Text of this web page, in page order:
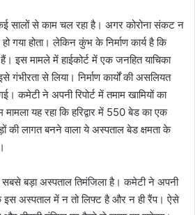
सालों से काम चल रहा है। अगर कोरोना संकट न
गया होता। लेकिन कुंभ के निर्माण कार्य है कि
इस मामले में हाईकोर्ट में एक जनहित याचिका
गंभीरता से लिया। निर्माण कार्यों की असलियत
कमेटी ने अपनी रिपोर्ट में तमाम खामियों का
यह रहा कि हरिद्वार में 550 बेड का एक
की लागत बनने वाला ये अस्पताल बेड क्षमता के
सबसे बड़ा अस्पताल तिमंजिला है। कमेटी ने अपनी
कि इस अस्पताल में न तो लिफ्ट है और न ही रैंप। ऐसे